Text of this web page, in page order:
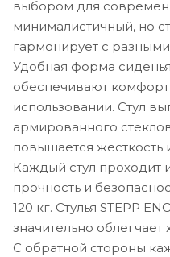
выбором для
минималистичный, но
гармонирует с
Удобная форма
обеспечивают
использовании. Стул
армированного
повышается жесткость
Каждый стул проходит
прочность и
120 кг. Стулья STEPP
значительно
С обратной стороны